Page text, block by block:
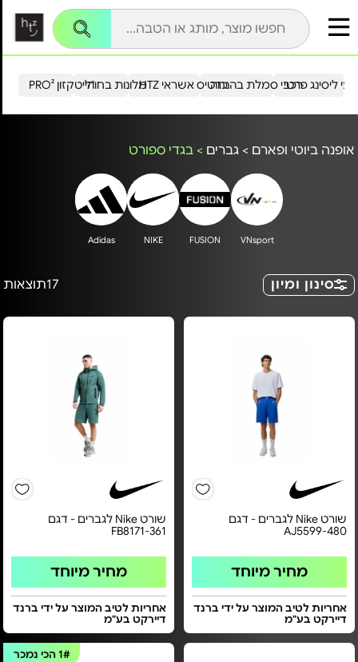
הייטקזון PRO²מלונות בחו"ל כרטיס אשראי HTZ ליסינג פרטירכבי סמלת בהנחה
אופנה ביוטי ופארם > גברים > בגדי ספורט
VNsport
FUSION
NIKE
Adidas
סינון ומיון 17תוצאות
שורט Nike לגברים - דגם
AJ5599-480
מחיר מיוחד
אחריות לטיב המוצר על ידי ברנד
דיירקט בע"מ
שורט Nike לגברים - דגם
FB8171-361
מחיר מיוחד
אחריות לטיב המוצר על ידי ברנד
דיירקט בע"מ
1#הכי נמכר